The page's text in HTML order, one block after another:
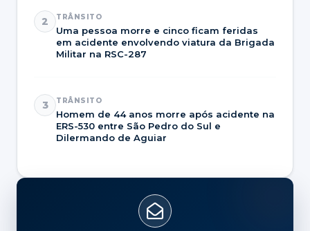
2 TRÂNSITO
Uma pessoa morre e cinco ficam feridas
em acidente envolvendo viatura da Brigada
Militar na RSC-287
3 TRÂNSITO
Homem de 44 anos morre após acidente na
ERS-530 entre São Pedro do Sul e
Dilermando de Aguiar